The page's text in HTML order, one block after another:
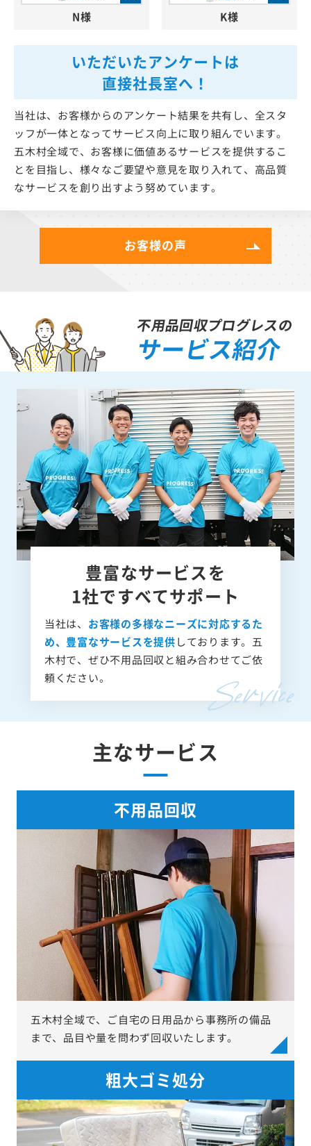
いただいたアンケートは
直接社長室へ！
当社は、お客様からのアンケート結果を共有し、全スタ
ッフが一体となってサービス向上に取り組んでいます。
五木村全域で、お客様に価値あるサービスを提供するこ
とを目指し、様々なご要望や意見を取り入れて、高品質
なサービスを創り出すよう努めています。
N様 K様
お客様の声
不用品回収プログレスの
サービス紹介
豊富なサービスを
1社ですべてサポート
当社は、 お客様の多様なニーズに対応するた
め、豊富なサービスを提供しております。五
木村で、ぜひ不用品回収と組み合わせてご依
頼ください。
主なサービス
不用品回収
五木村全域で、ご自宅の日用品から事務所の備品
まで、品目や量を問わず回収いたします。
粗大ゴミ処分